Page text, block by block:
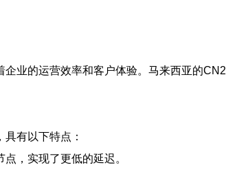
业的运营效率和客户体验。马来西亚的
有以下特点：
，实现了更低的延迟。